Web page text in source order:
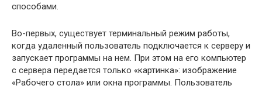
способами.
Во-первых, существует терминальный режим работы,
когда удаленный пользователь подключается к серверу и
запускает программы на нем. При этом на его компьютер
с сервера передается только «картинка»: изображение
«Рабочего стола» или окна программы. Пользователь